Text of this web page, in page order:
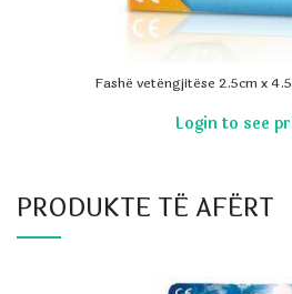
Fashë vetëngjitëse 2.5cm x
PRODUKTE TË AFËRT